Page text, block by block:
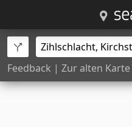
Feedback | Zur alten